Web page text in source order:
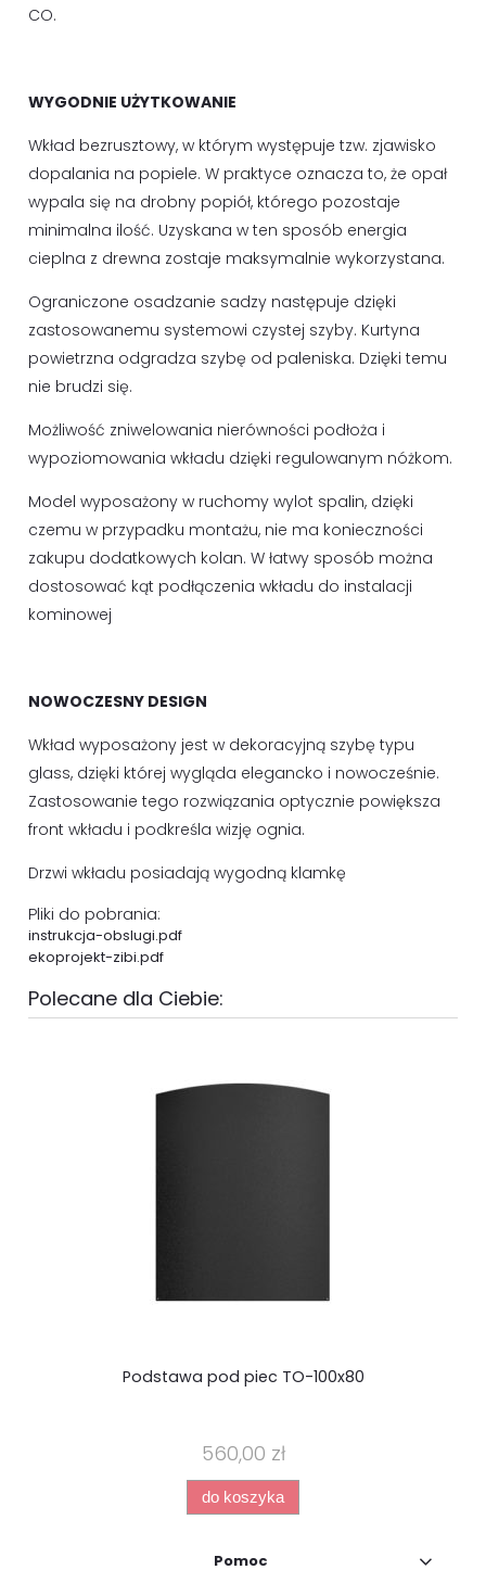
CO.
WYGODNIE UŻYTKOWANIE
Wkład bezrusztowy, w którym występuje tzw. zjawisko
dopalania na popiele. W praktyce oznacza to, że opał
wypala się na drobny popiół, którego pozostaje
minimalna ilość. Uzyskana w ten sposób energia
cieplna z drewna zostaje maksymalnie wykorzystana.
Ograniczone osadzanie sadzy następuje dzięki
zastosowanemu systemowi czystej szyby. Kurtyna
powietrzna odgradza szybę od paleniska. Dzięki temu
nie brudzi się.
Możliwość zniwelowania nierówności podłoża i
wypoziomowania wkładu dzięki regulowanym nóżkom.
Model wyposażony w ruchomy wylot spalin, dzięki
czemu w przypadku montażu, nie ma konieczności
zakupu dodatkowych kolan. W łatwy sposób można
dostosować kąt podłączenia wkładu do instalacji
kominowej
NOWOCZESNY DESIGN
Wkład wyposażony jest w dekoracyjną szybę typu
glass, dzięki której wygląda elegancko i nowocześnie.
Zastosowanie tego rozwiązania optycznie powiększa
front wkładu i podkreśla wizję ognia.
Drzwi wkładu posiadają wygodną klamkę
Pliki do pobrania:
instrukcja-obslugi.pdf
ekoprojekt-zibi.pdf
Polecane dla Ciebie:
Podstawa pod piec TO-100x80
560,00 zł
do koszyka
Pomoc